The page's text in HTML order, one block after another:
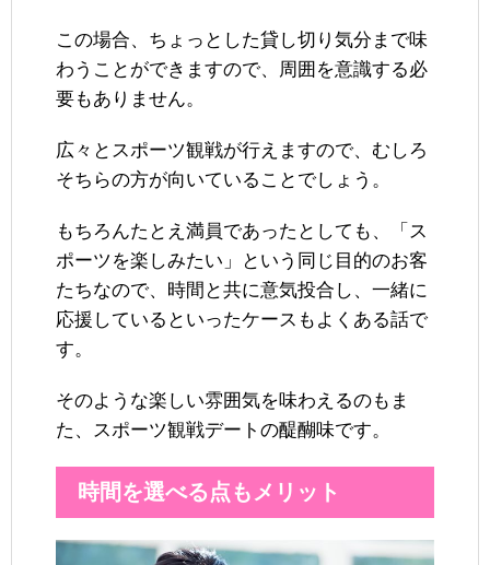
この場合、ちょっとした貸し切り気分まで味
わうことができますので、周囲を意識する必
要もありません。
広々とスポーツ観戦が行えますので、むしろ
そちらの方が向いていることでしょう。
もちろんたとえ満員であったとしても、「ス
ポーツを楽しみたい」という同じ目的のお客
たちなので、時間と共に意気投合し、一緒に
応援しているといったケースもよくある話で
す。
そのような楽しい雰囲気を味わえるのもま
た、スポーツ観戦デートの醍醐味です。
時間を選べる点もメリット